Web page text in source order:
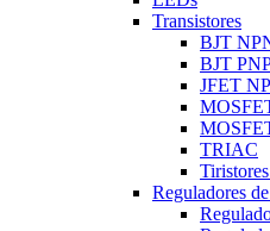
Transistores
BJT
BJT
JFET
TRIAC
Reguladores